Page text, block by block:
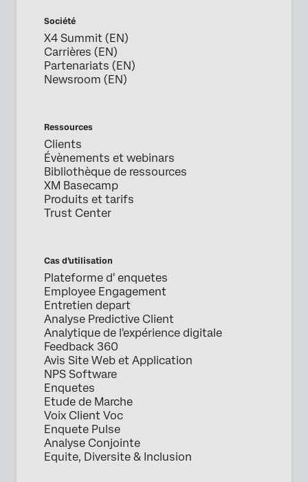
Optin
puissions traiter vos données personnelles conformément à
notreDéclaration de confidentialité
Soumettre
Société
X4 Summit (EN)
Carrières (EN)
Partenariats (EN)
Newsroom (EN)
Ressources
Clients
Évènements et webinars
Bibliothèque de ressources
XM Basecamp
Produits et tarifs
Trust Center
Cas d’utilisation
Plateforme d' enquetes
Employee Engagement
Entretien depart
Analyse Predictive Client
Analytique de l'expérience digitale
Feedback 360
Avis Site Web et Application
NPS Software
Enquetes
Etude de Marche
Voix Client Voc
Enquete Pulse
Analyse Conjointe
Equite, Diversite & Inclusion